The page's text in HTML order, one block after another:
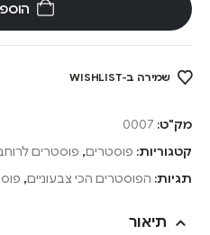
שמירה ב-WISHLIST
מק"ט: 0007
קטגוריות: פוסטרים, פוסטרים
תגיות: הפוסטרים הכי צבעוניים,
תיאור